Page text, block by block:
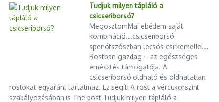
Gyárfás, a per és annak árnyéka
2025.04.10.
Járatritkítás, vagy fejlesztés?
2024.01.22.
Tudjuk milyen tápláló a
csicseriborsó?
MegosztomMai ebédem saját
kombináció….csicseriborsó
spenótszószban lecsós csirkemellel…
Rostban gazdag – az egészséges
emésztés támogatója. A
csicseriborsó oldható és oldhatatlan
rostokat egyaránt tartalmaz. Ez segíti A rost a vércukorszint
szabályozásában is The post Tudjuk milyen tápláló a